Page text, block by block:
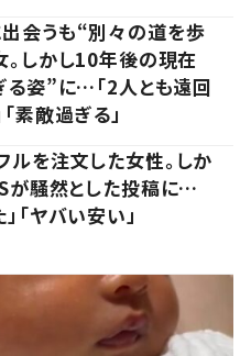
会うも“別々の道を歩
。しかし10年後の現在
姿”に…「2人とも遠回
素敵過ぎる」
ルを注文した女性。しか
が騒然とした投稿に…
「ヤバい安い」